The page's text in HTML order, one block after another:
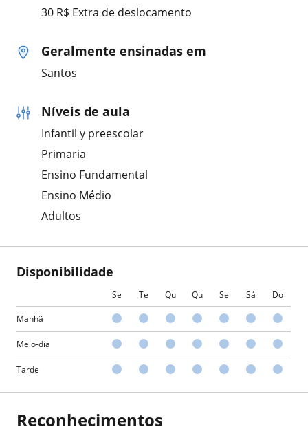
30 R$ Extra de deslocamento
Geralmente ensinadas em
Santos
Níveis de aula
Infantil y preescolar
Primaria
Ensino Fundamental
Ensino Médio
Adultos
Disponibilidade
Se Te Qu Qu Se Sá Do
Manhã
Meio-dia
Tarde
Reconhecimentos